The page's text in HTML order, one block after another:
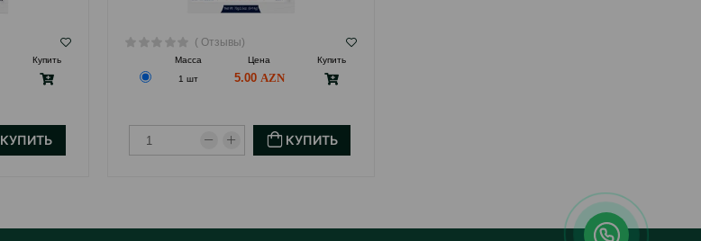
Купить
КУПИТЬ
( Отзывы)
Масса Цена
Купить
1 шт
5.00
КУПИТЬ